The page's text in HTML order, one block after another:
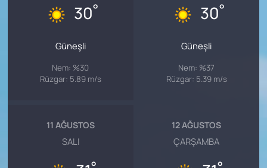
30°
Güneşli
Nem: %30
Rüzgar: 5.89 m/s
30°
Güneşli
Nem: %37
Rüzgar: 5.39 m/s
11 AĞUSTOS
SALI
12 AĞUSTOS
ÇARŞAMBA